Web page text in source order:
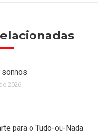
2026
para o Tudo-ou-Nada